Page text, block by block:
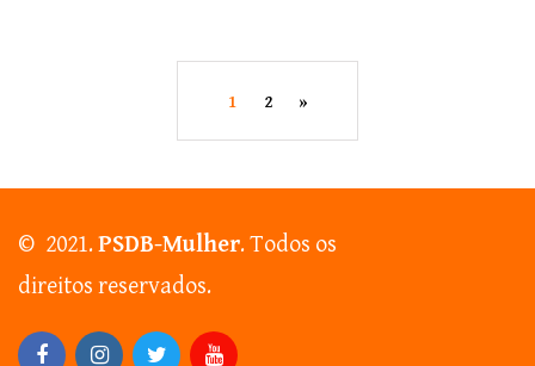
1 2 »
© 2021.PSDB-Mulher. Todos os
direitos reservados.